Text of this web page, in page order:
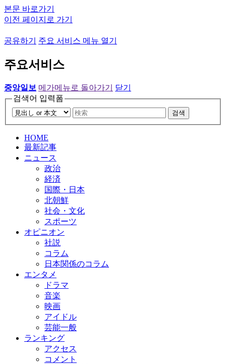
본문 바로가기
이전 페이지로 가기
공유하기 주요 서비스 메뉴 열기
주요서비스
중앙일보 메가메뉴로 돌아가기
닫기
검색어 입력폼
검색
HOME
最新記事
ニュース
政治
経済
国際・日本
北朝鮮
社会・文化
スポーツ
オピニオン
社説
コラム
日本関係のコラム
エンタメ
ドラマ
音楽
映画
アイドル
芸能一般
ランキング
アクセス
コメント